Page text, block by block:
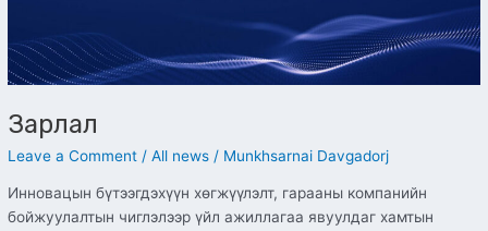
Зарлал
Leave a Comment /All news / Munkhsarnai Davgadorj
Инновацын бүтээгдэхүүн хөгжүүлэлт, гарааны компанийн
бойжуулалтын чиглэлээр үйл ажиллагаа явуулдаг хамтын